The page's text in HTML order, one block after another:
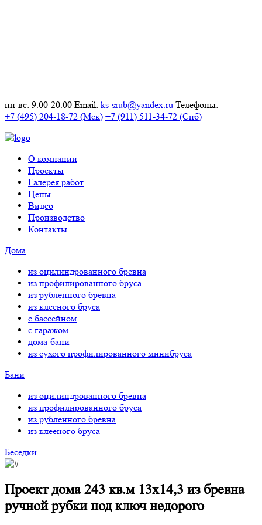
пн-вс: 9.00-20.00 Email: ks-srub@yandex.ru Телефоны:
+7 (495) 204-18-72 (Мск) +7 (911) 511-34-72 (Спб)
О компании
Проекты
Галерея работ
Цены
Видео
Производство
Контакты
Дома
из оцилиндрованного бревна
из профилированного бруса
из рубленного бревна
из клееного бруса
с бассейном
с гаражом
дома-бани
из сухого профилированного минибруса
Бани
из оцилиндрованного бревна
из профилированного бруса
из рубленного бревна
из клееного бруса
Беседки
Проект дома 243 кв.м 13х14,3 из бревна
ручной рубки под ключ недорого